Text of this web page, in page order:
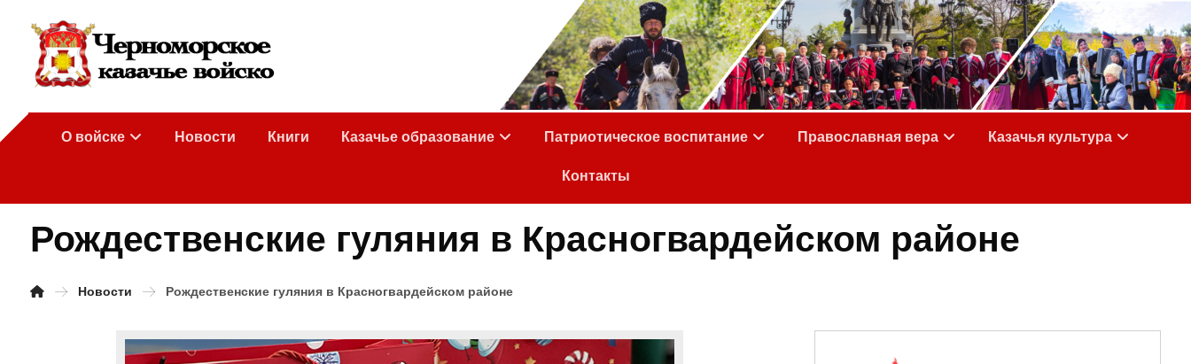
О войске Новости Книги Казачье образование Патриотическое воспитание Православная вера Казачья культура
Контакты
Рождественские гуляния в Красногвардейском районе
Новости Рождественские гуляния в Красногвардейском районе